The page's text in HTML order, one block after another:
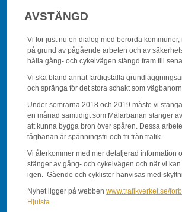
AVSTÄNGD
Vi för just nu en dialog med berörda kommuner,
på grund av pågående arbeten och av
hålla gång- och cykelvägen stängd fram till
Vi ska bland annat färdigställa
och spränga för det stora schakt som
Under somrarna 2018 och 2019 måste vi
en månad samtidigt som Mälarbanan stänger
att kunna bygga bron över spåren. Dessa
tågbanan är spänningsfri och fri från trafik.
Vi återkommer med mer detaljerad information
stänger av gång- och cykelvägen och när vi
igen. Gående och cyklister hänvisas med
Nyhet ligger på webbenwww.trafikverket.se/
Hjulsta